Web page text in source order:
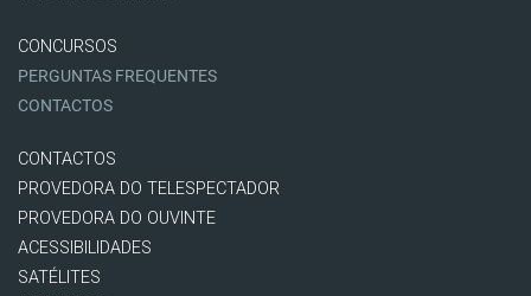
CONCURSOS
PERGUNTAS FREQUENTES
CONTACTOS
CONTACTOS
PROVEDORA DO TELESPECTADOR
PROVEDORA DO OUVINTE
ACESSIBILIDADES
SATÉLITES